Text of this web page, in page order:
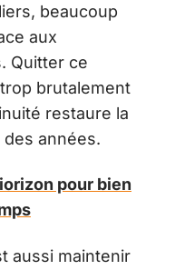
beaucoup
aux
Quitter ce
brutalement
restaure la
années.
pour bien
aussi maintenir